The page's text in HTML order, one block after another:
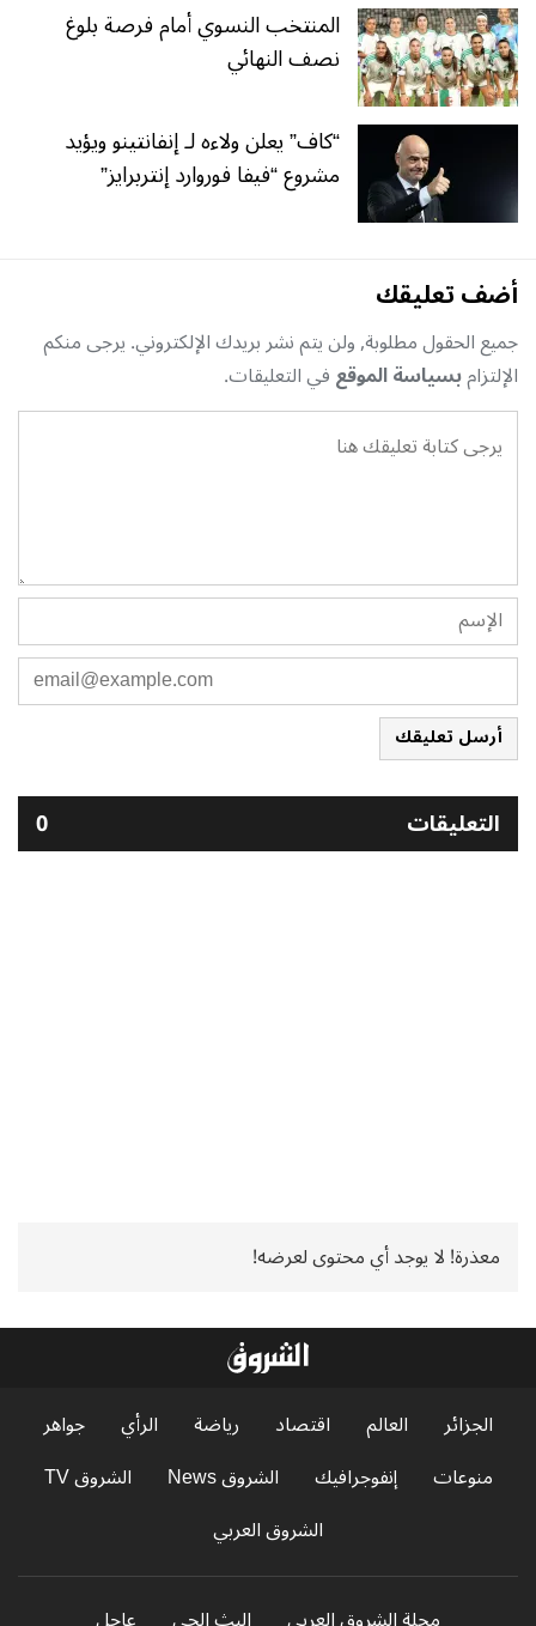
المنتخب النسوي أمام فرصة بلوغ
نصف النهائي
“كاف” يعلن ولاءه لـ إنفانتينو ويؤيد
مشروع “فيفا فوروارد إنتربرايز”
أضف تعليقك
جميع الحقول مطلوبة, ولن يتم نشر بريدك الإلكتروني. يرجى منكم
الإلتزامبسياسة الموقعفي التعليقات.
أرسل تعليقك
التعليقات 0
معذرة! لا يوجد أي محتوى لعرضه!
الجزائر العالم اقتصاد رياضة الرأي
جواهر
منوعات
إنفوجرافيك الشروق News
الشروق TV
الشروق العربي